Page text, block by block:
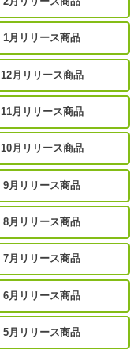
1月リリース商品
12月リリース商品
11月リリース商品
10月リリース商品
9月リリース商品
8月リリース商品
7月リリース商品
6月リリース商品
5月リリース商品